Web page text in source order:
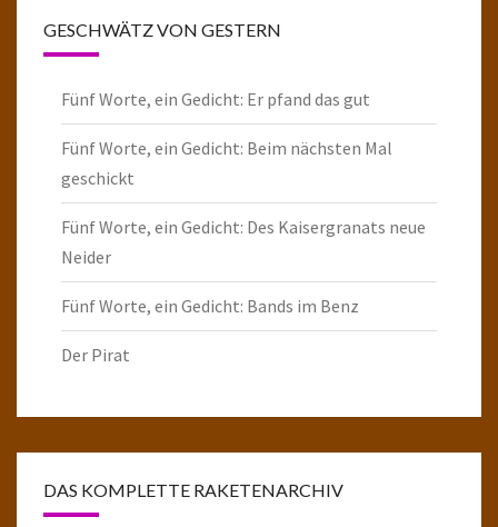
GESCHWÄTZ VON GESTERN
Fünf Worte, ein Gedicht: Er pfand das gut
Fünf Worte, ein Gedicht: Beim nächsten Mal
geschickt
Fünf Worte, ein Gedicht: Des Kaisergranats neue
Neider
Fünf Worte, ein Gedicht: Bands im Benz
Der Pirat
DAS KOMPLETTE RAKETENARCHIV